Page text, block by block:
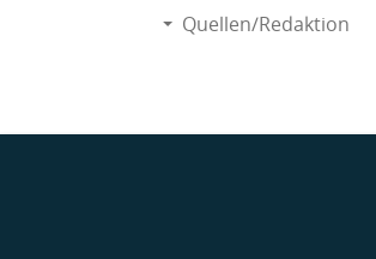
Quellen/Redaktion